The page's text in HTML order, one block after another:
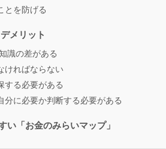
とを防げる
メリット
識の差がある
ければならない
する必要がある
分に必要か判断する必要がある
い「お金のみらいマップ」